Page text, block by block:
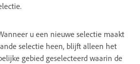
u een nieuwe selectie maakt
selectie heen, blijft alleen het
gebied geselecteerd waarin de